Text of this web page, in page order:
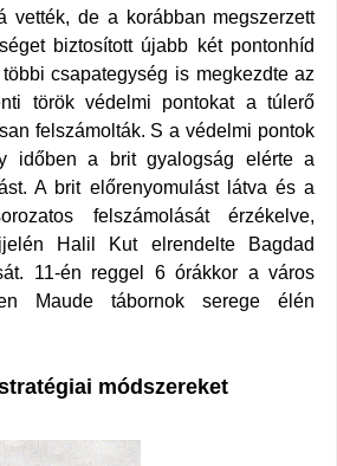
vették, de a korábban megszerzett
biztosított újabb két pontonhíd
csapategység is megkezdte az
török védelmi pontokat a túlerő
felszámolták. S a védelmi pontok
időben a brit gyalogság elérte a
A brit előrenyomulást látva és a
felszámolását érzékelve,
Halil Kutelrendelte Bagdad
11-én reggel 6 órákkor a város
Maude tábornok serege élén
módszereket